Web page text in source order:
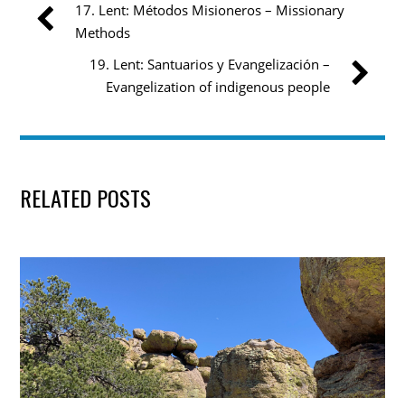
17. Lent: Métodos Misioneros – Missionary
Methods
19. Lent: Santuarios y Evangelización –
Evangelization of indigenous people
RELATED POSTS